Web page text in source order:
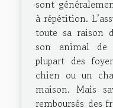
sont
à répétition.
toute sa raison
son animal de
plupart des
chien ou un
maison. Mais
remboursés des